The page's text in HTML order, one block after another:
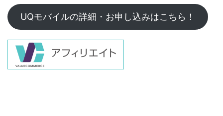
UQモバイルの詳細・お申し込みはこちら！